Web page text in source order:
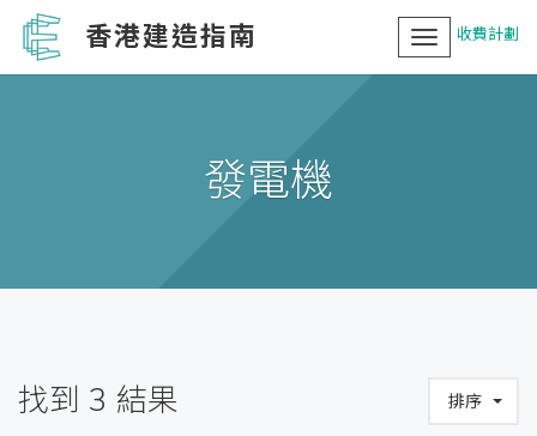
香港建造指南 收費計劃
Toggle
navigation
發電機
找到 3 結果 排序